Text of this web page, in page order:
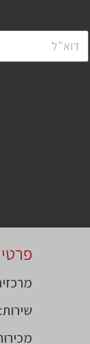
מרכזיה: 08-
שירות: 08-6114925
מכירות: 08-